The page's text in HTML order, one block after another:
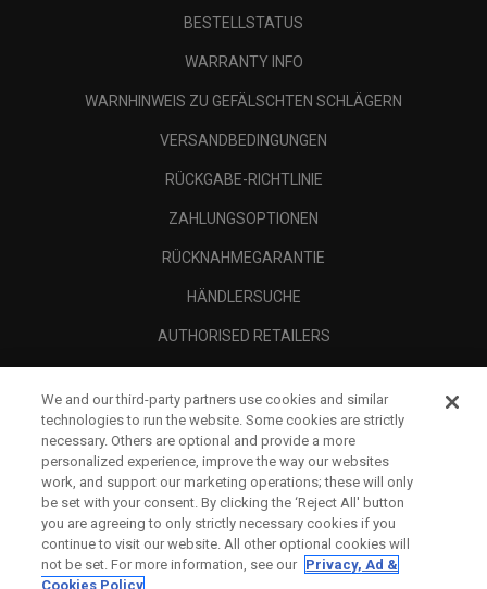
BESTELLSTATUS
WARRANTY INFO
WARNHINWEIS ZU GEFÄLSCHTEN SCHLÄGERN
VERSANDBEDINGUNGEN
RÜCKGABE-RICHTLINIE
ZAHLUNGSOPTIONEN
RÜCKNAHMEGARANTIE
HÄNDLERSUCHE
AUTHORISED RETAILERS
UNTERNEHMENSPROFIL
RECHTLICHES-
We and our third-party partners use cookies and similar
technologies to run the website. Some cookies are strictly
necessary. Others are optional and provide a more
personalized experience, improve the way our websites
work, and support our marketing operations; these will only
be set with your consent. By clicking the ‘Reject All' button
you are agreeing to only strictly necessary cookies if you
continue to visit our website. All other optional cookies will
not be set. For more information, see our Privacy, Ad &
Cookies Policy